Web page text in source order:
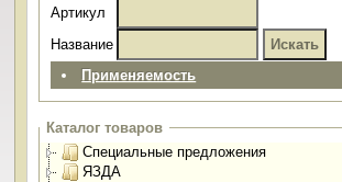
Артикул
Название
Применяемость
Каталог товаров
Специальные предложения
ЯЗДА